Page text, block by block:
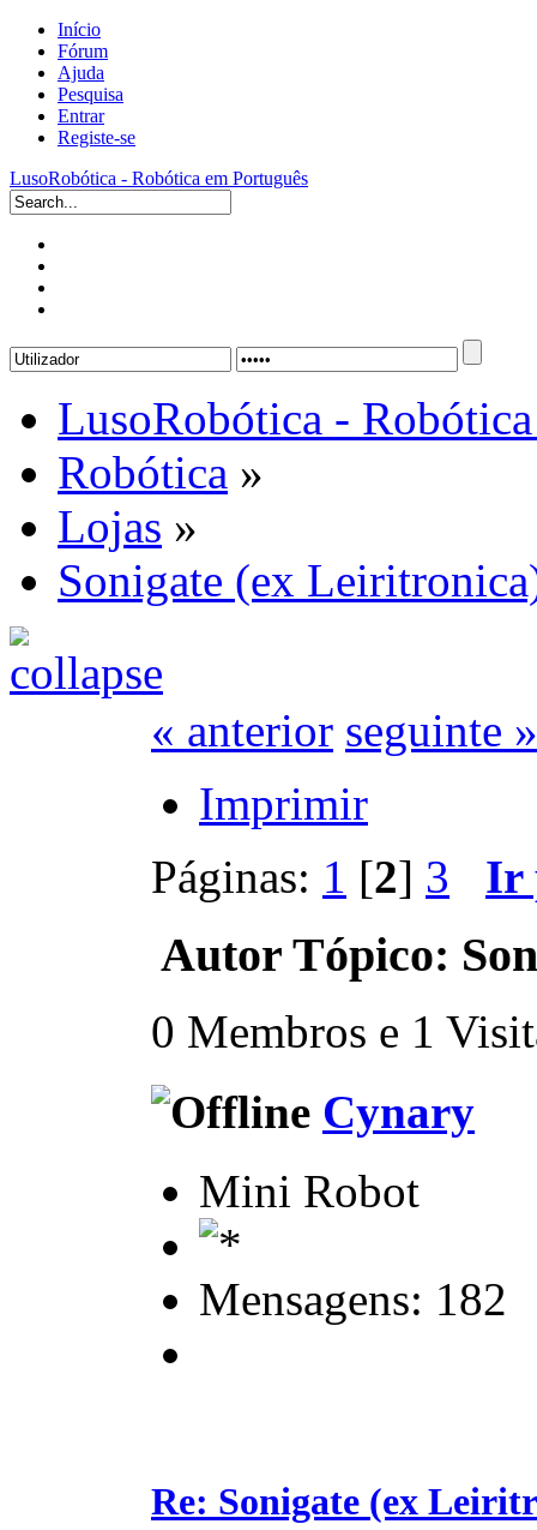
Início
Fórum
Ajuda
Pesquisa
Entrar
Registe-se
LusoRobótica - Robótica em Português
LusoRobótica -
Robótica »
Lojas »
Sonigate (ex
« anterior seguinte »
Imprimir
Páginas: 1 [2] 3 Ir
Autor Tópico:
0 Membros e 1
Cynary
Mini Robot
Mensagens: 182
Re: Sonigate (ex